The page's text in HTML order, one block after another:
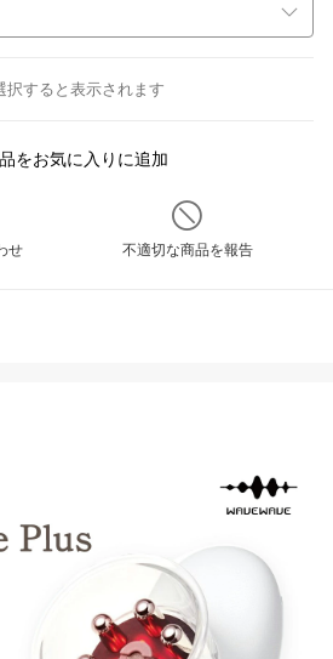
択すると表示されます
をお気に入りに追加
せ 不適切な商品を報告